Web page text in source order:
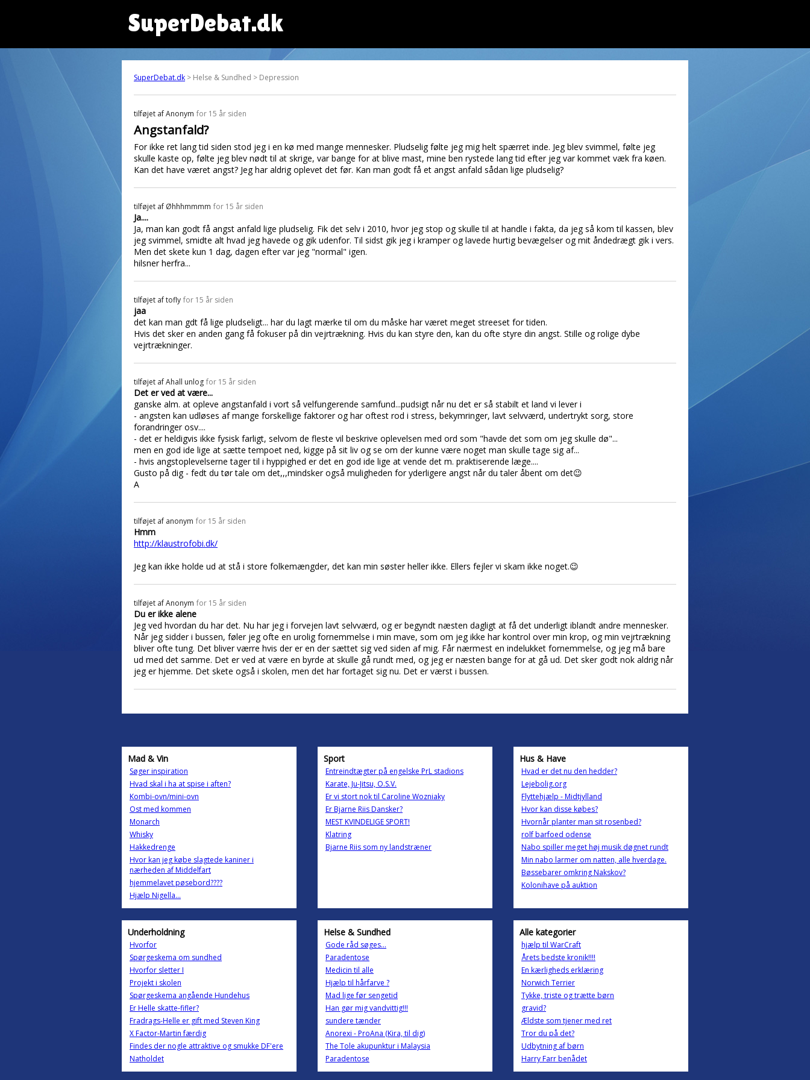
SuperDebat.dk
SuperDebat.dk > Helse & Sundhed > Depression
tilføjet afAnonym for 15 år siden
Angstanfald?
For ikke ret lang tid siden stod jeg i en kø med mange mennesker. Pludselig følte jeg mig helt spærret inde. Jeg blev svimmel, følte jeg
skulle kaste op, følte jeg blev nødt til at skrige, var bange for at blive mast, mine ben rystede lang tid efter jeg var kommet væk fra køen.
Kan det have været angst? Jeg har aldrig oplevet det før. Kan man godt få et angst anfald sådan lige pludselig?
tilføjet af Øhhhmmmm for 15 år siden
Ja....
Ja, man kan godt få angst anfald lige pludselig. Fik det selv i 2010, hvor jeg stop og skulle til at handle i fakta, da jeg så kom til kassen, blev
jeg svimmel, smidte alt hvad jeg havede og gik udenfor. Til sidst gik jeg i kramper og lavede hurtig bevægelser og mit åndedrægt gik i vers.
Men det skete kun 1 dag, dagen efter var jeg "normal" igen.
hilsner herfra...
tilføjet aftofly for 15 år siden
jaa
det kan man gdt få lige pludseligt... har du lagt mærke til om du måske har været meget streeset for tiden.
Hvis det sker en anden gang få fokuser på din vejrtrækning. Hvis du kan styre den, kan du ofte styre din angst. Stille og rolige dybe
vejrtrækninger.
tilføjet afAhall unlog for 15 år siden
Det er ved at være...
ganske alm. at opleve angstanfald i vort så velfungerende samfund...pudsigt når nu det er så stabilt et land vi lever i
- angsten kan udløses af mange forskellige faktorer og har oftest rod i stress, bekymringer, lavt selvværd, undertrykt sorg, store
forandringer osv....
- det er heldigvis ikke fysisk farligt, selvom de fleste vil beskrive oplevelsen med ord som "havde det som om jeg skulle dø"...
men en god ide lige at sætte tempoet ned, kigge på sit liv og se om der kunne være noget man skulle tage sig af...
- hvis angstoplevelserne tager til i hyppighed er det en god ide lige at vende det m. praktiserende læge....
Gusto på dig - fedt du tør tale om det,,,mindsker også muligheden for yderligere angst når du taler åbent om det😉
A
tilføjet af anonym for 15 år siden
Hmm
http://klaustrofobi.dk/
Jeg kan ikke holde ud at stå i store folkemængder, det kan min søster heller ikke. Ellers fejler vi skam ikke noget.😉
tilføjet afAnonym for 15 år siden
Du er ikke alene
Jeg ved hvordan du har det. Nu har jeg i forvejen lavt selvværd, og er begyndt næsten dagligt at få det underligt iblandt andre mennesker.
Når jeg sidder i bussen, føler jeg ofte en urolig fornemmelse i min mave, som om jeg ikke har kontrol over min krop, og min vejrtrækning
bliver ofte tung. Det bliver værre hvis der er en der sættet sig ved siden af mig. Får nærmest en indelukket fornemmelse, og jeg må bare
ud med det samme. Det er ved at være en byrde at skulle gå rundt med, og jeg er næsten bange for at gå ud. Det sker godt nok aldrig når
jeg er hjemme. Det skete også i skolen, men det har fortaget sig nu. Det er værst i bussen.
Mad & Vin
Søger inspiration
Hvad skal i ha at spise i aften?
Kombi-ovn/mini-ovn
Ost med kommen
Monarch
Whisky
Hakkedrenge
Hvor kan jeg købe slagtede kaniner i
nærheden af Middelfart
hjemmelavet pøsebord????
Hjælp Nigella...
Sport
Entreindtægter på engelske PrL stadions
Karate, Ju-Jitsu, O.S.V.
Er vi stort nok til Caroline Wozniaky
Er Bjarne Riis Dansker?
MEST KVINDELIGE SPORT!
Klatring
Bjarne Riis som ny landstræner
Hus & Have
Hvad er det nu den hedder?
Lejebolig.org
Flyttehjælp - Midtjylland
Hvor kan disse købes?
Hvornår planter man sit rosenbed?
rolf barfoed odense
Nabo spiller meget høj musik døgnet rundt
Min nabo larmer om natten, alle hverdage.
Bøssebarer omkring Nakskov?
Kolonihave på auktion
Underholdning
Hvorfor
Spørgeskema om sundhed
Hvorfor sletter I
Projekt i skolen
Spørgeskema angående Hundehus
Er Helle skatte-fifler?
Fradrags-Helle er gift med Steven King
X Factor-Martin færdig
Findes der nogle attraktive og smukke DF'ere
Natholdet
Helse & Sundhed
Gode råd søges...
Paradentose
Medicin til alle
Hjælp til hårfarve ?
Mad lige før sengetid
Han gør mig vandvittig!!!
sundere tænder
Anorexi - ProAna (Kira, til dig)
The Tole akupunktur i Malaysia
Paradentose
Alle kategorier
hjælp til WarCraft
Årets bedste kronik!!!!
En kærligheds erklæring
Norwich Terrier
Tykke, triste og trætte børn
gravid?
Ældste som tjener med ret
Tror du på det?
Udbytning af børn
Harry Farr benådet